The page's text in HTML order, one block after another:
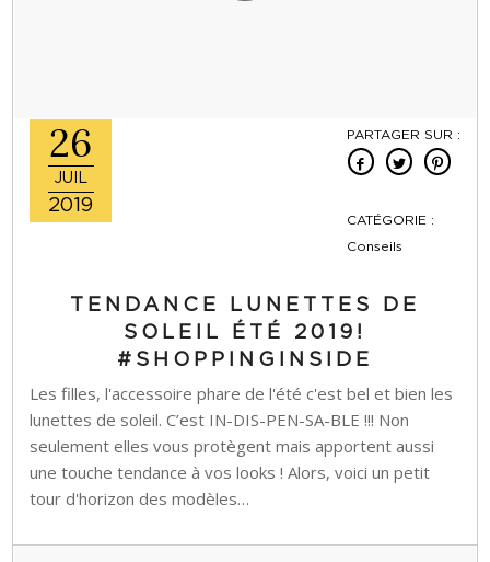
26
JUIL
2019
PARTAGER SUR :
CATÉGORIE :
Conseils
TENDANCE LUNETTES DE
SOLEIL ÉTÉ 2019!
#SHOPPINGINSIDE
Les filles, l'accessoire phare de l'été c'est bel et bien les
lunettes de soleil. C’est IN-DIS-PEN-SA-BLE !!! Non
seulement elles vous protègent mais apportent aussi
une touche tendance à vos looks ! Alors, voici un petit
tour d'horizon des modèles…